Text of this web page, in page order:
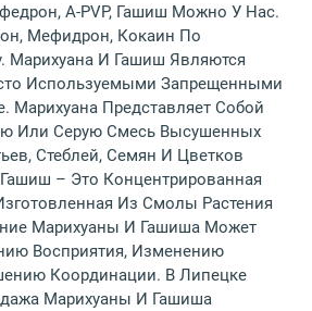
A-PVP, Гашиш Можно У Нас.
Мефидрон, Кокаин По
Марихуана И Гашиш Являются
Используемыми Запрещенными
Марихуана Представляет Собой
Или Серую Смесь Высушенных
Стеблей, Семян И Цветков
– Это Концентрированная
Из Смолы Растения
Марихуаны И Гашиша Может
Восприятия, Изменению
Координации. В Липецке
Марихуаны И Гашиша